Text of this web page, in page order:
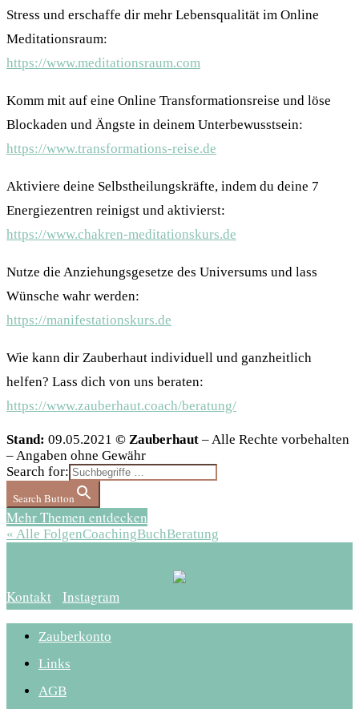
Stress und erschaffe dir mehr Lebensqualität im Online
Meditationsraum:
https://www.meditationsraum.com
Komm mit auf eine Online Transformationsreise und löse
Blockaden und Ängste in deinem Unterbewusstsein:
https://www.transformations-reise.de
Aktiviere deine Selbstheilungskräfte, indem du deine 7
Energiezentren reinigst und aktivierst:
https://www.chakren-meditationskurs.de
Nutze die Anziehungsgesetze des Universums und lass
Wünsche wahr werden:
https://manifestationskurs.de
Wie kann dir Zauberhaut individuell und ganzheitlich
helfen? Lass dich von uns beraten:
https://www.zauberhaut.coach/beratung/
Stand: 09.05.2021 © Zauberhaut – Alle Rechte vorbehalten
– Angaben ohne Gewähr
Search for:
Search Button
Mehr Themen entdecken
« Alle FolgenCoachingBuchBeratung
Kontakt Instagram
Zauberkonto
Links
AGB